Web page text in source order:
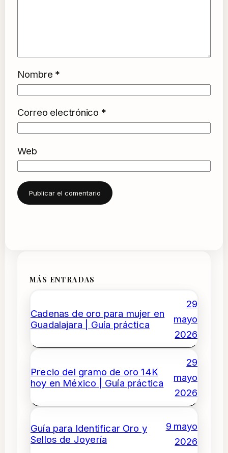
Nombre *
Correo electrónico *
Web
MÁS ENTRADAS
Cadenas de oro para mujer en
Guadalajara | Guía práctica
29
mayo
2026
Precio del gramo de oro 14K
hoy en México | Guía práctica
29
mayo
2026
Guía para Identificar Oro y
Sellos de Joyería
9 mayo
2026